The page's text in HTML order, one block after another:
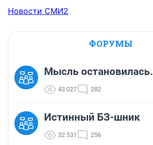
Новости СМИ2
ФОРУМЫ
Мысль остановилась.
43 027 282
Истинный БЗ-шник
32 531 256